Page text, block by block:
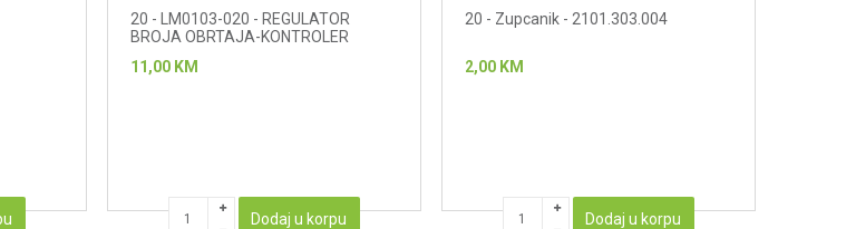
20 - LM0103-020 - REGULATOR
BROJA OBRTAJA-KONTROLER
11,00 KM
Dodaj u korpu
20 - Zupcanik - 2101.303.004
2,00 KM
Dodaj u korpu